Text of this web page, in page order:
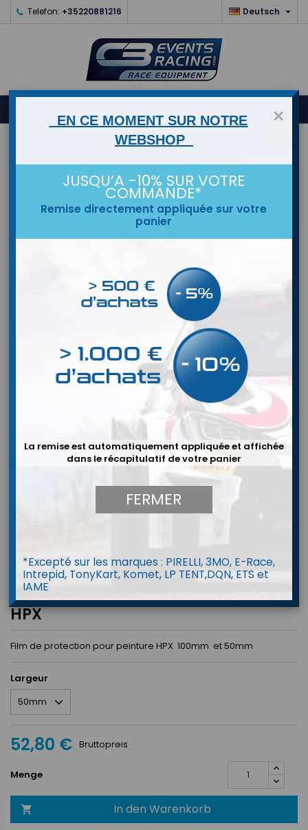
Telefon: +35220881216 Deutsch 
Film de protection pour peinture
HPX
Film de protection pour peinture HPX 100mm et 50mm
Largeur
52,80 € Bruttopreis
Menge
 In den Warenkorb
×
EN CE MOMENT SUR NOTRE
WEBSHOP
JUSQU’A -10% SUR VOTRE
COMMANDE*
Remise directement appliquée sur votre
panier
La remise est automatiquement appliquée et affichée
dans le récapitulatif de votre panier
FERMER
*Excepté sur les marques : PIRELLI, 3MO, E-Race,
Intrepid, TonyKart, Komet, LP TENT,DQN, ETS et
IAME